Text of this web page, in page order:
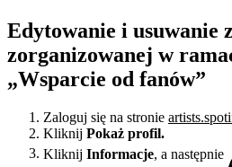
Edytowanie i usuwanie
zorganizowanej w
„Wsparcie od fanów”
Zaloguj się na stronie
Kliknij Pokaż profil.
Kliknij Informacje , a następnie